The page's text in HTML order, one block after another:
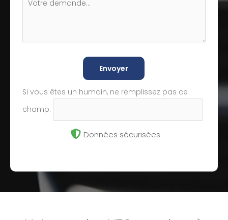
Envoyer
Si vous êtes un humain, ne remplissez pas ce
champ.
Données sécurisées